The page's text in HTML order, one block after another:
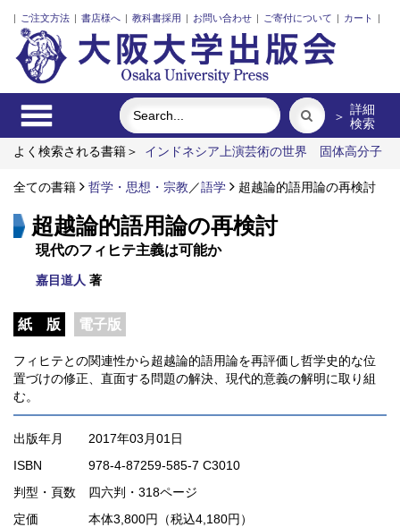
| ご注文方法 | 書店様へ | 教科書採用 | お問い合わせ | ご寄付について | カート |
＞ 詳細
検索
よく検索される書籍＞
インドネシア上演芸術の世界
固体高分子
論
近代日本における企業家の諸系譜
レーザーとプラズマと粒
全ての書籍 哲学・思想・宗教 ／語学 超越論的語用論の再検討
超越論的語用論の再検討
現代のフィヒテ主義は可能か
嘉目道人 著
紙 版 電子版
フィヒテとの関連性から超越論的語用論を再評価し哲学史的な位
置づけの修正、直面する問題の解決、現代的意義の解明に取り組
む。
出版年月
2017年03月01日
ISBN
978-4-87259-585-7 C3010
判型・頁数 四六判・318ページ
定価
本体3,800円（税込4,180円）